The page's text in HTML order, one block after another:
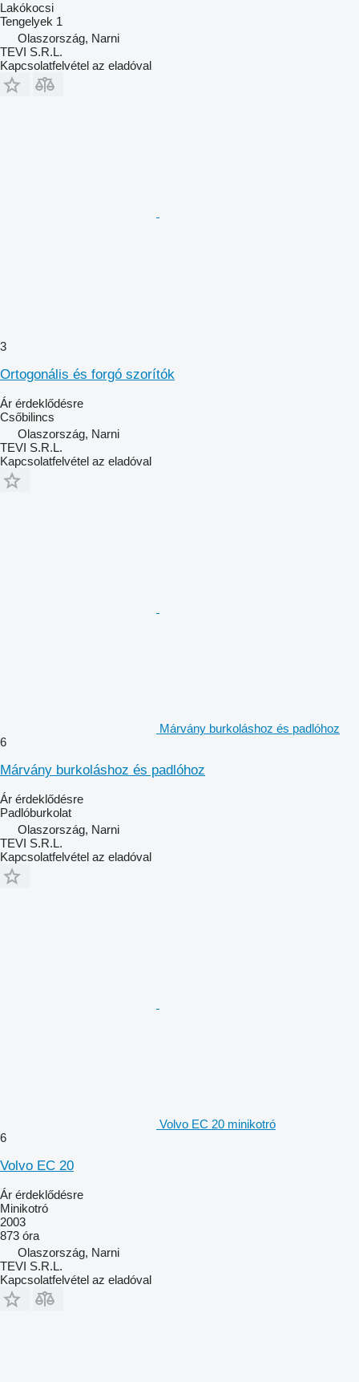
Lakókocsi
Tengelyek 1
Olaszország, Narni
TEVI S.R.L.
Kapcsolatfelvétel az eladóval
3
Ortogonális és forgó szorítók
Ár érdeklődésre
Csőbilincs
Olaszország, Narni
TEVI S.R.L.
Kapcsolatfelvétel az eladóval
Márvány burkoláshoz és padlóhoz
6
Márvány burkoláshoz és padlóhoz
Ár érdeklődésre
Padlóburkolat
Olaszország, Narni
TEVI S.R.L.
Kapcsolatfelvétel az eladóval
Volvo EC 20 minikotró
6
Volvo EC 20
Ár érdeklődésre
Minikotró
2003
873 óra
Olaszország, Narni
TEVI S.R.L.
Kapcsolatfelvétel az eladóval